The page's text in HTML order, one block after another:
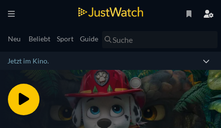
Neu Beliebt Sport Guide
Jetzt im Kino.